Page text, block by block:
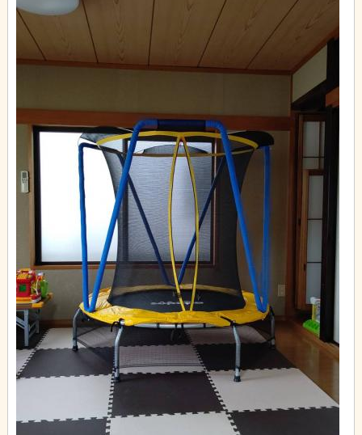
＜お休みが取りやすいのも自慢のひとつ！＞
お休みの多さと、トータルの勤務時間が短いことが自慢です！
土曜日出勤日の振替休を必ず取得するなど、プライベートも充実
できる勤務環境です。
シフトの調整は、保育士さんが主体となって、公平で働きやすい